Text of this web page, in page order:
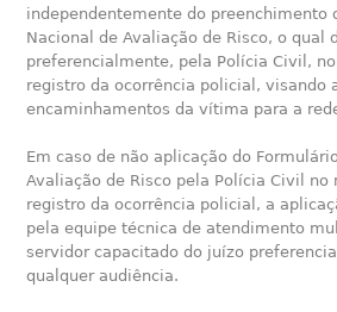
independentemente do preenchimento
Nacional de Avaliação de Risco, o qual
preferencialmente, pela Polícia Civil,
registro da ocorrência policial, visando
encaminhamentos da vítima para a
Em caso de não aplicação do
Avaliação de Risco pela Polícia Civil no
registro da ocorrência policial, a
pela equipe técnica de atendimento
servidor capacitado do juízo
qualquer audiência.